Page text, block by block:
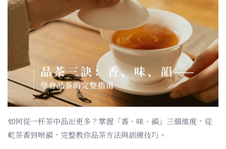
如何從一杯茶中品出更多？掌握「香、味、韻」三個維度，從
乾茶香到喉韻，完整教你品茶方法與訓練技巧。